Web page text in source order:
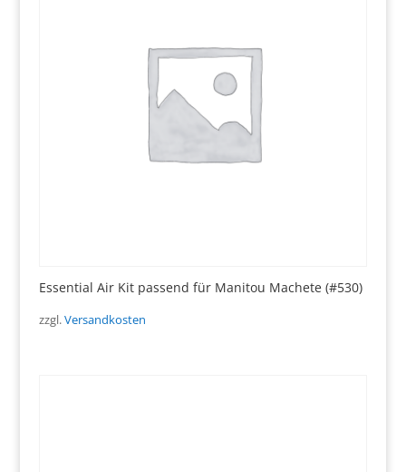
Essential Air Kit passend für Manitou Machete (#530)
zzgl.Versandkosten